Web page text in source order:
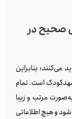
صحیح در
می‌کنند؛ بنابراین
است. تمام
مرتب و زیبا
و هیچ اطلاعاتی